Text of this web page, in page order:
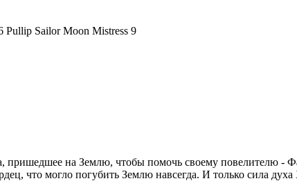
Pullip Sailor Moon Mistress 9
пришедшее на Землю, чтобы помочь своему повелителю -
что могло погубить Землю навсегда. И только сила